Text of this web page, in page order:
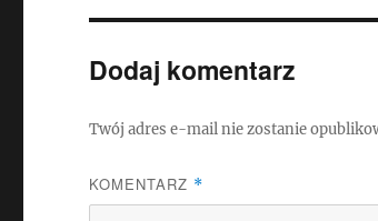
Dodaj komentarz
Twój adres e-mail nie zostanie
KOMENTARZ *